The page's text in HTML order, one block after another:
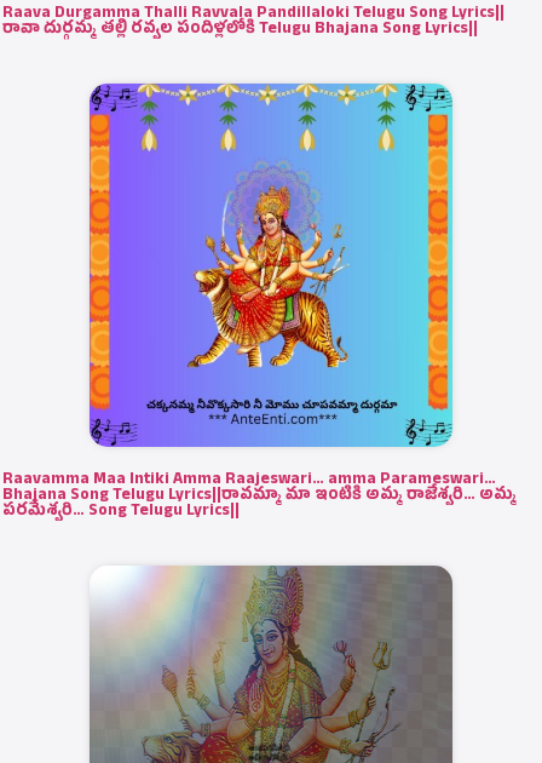
Raava Durgamma Thalli Ravvala Pandillaloki Telugu Song Lyrics||
రావా దుర్గమ్మ తల్లి రవ్వల పందిళ్లలోకి Telugu Bhajana Song Lyrics||
Raavamma Maa Intiki Amma Raajeswari… amma Parameswari…
Bhajana Song Telugu Lyrics||రావమ్మా మా ఇంటికి అమ్మ రాజేశ్వరి… అమ్మ
పరమేశ్వరి… Song Telugu Lyrics||